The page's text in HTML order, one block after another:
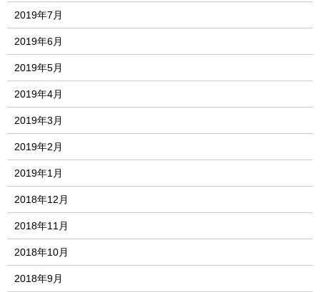
2019年7月
2019年6月
2019年5月
2019年4月
2019年3月
2019年2月
2019年1月
2018年12月
2018年11月
2018年10月
2018年9月